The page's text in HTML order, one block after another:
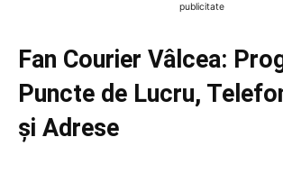
publicitate
Fan Courier Vâlcea:
Puncte de Lucru,
și Adrese